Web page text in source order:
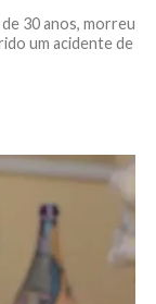
30 anos, morreu
um acidente de